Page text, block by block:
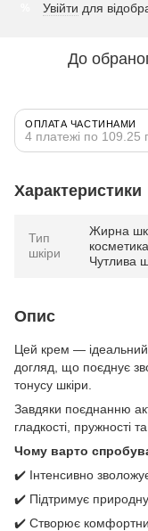
Увійти для
До
ОПЛАТА ЧАСТИНАМИ
4 платежі по 109.25
Характеристики
Тип
шкіри
Жирна
Чутлива
Опис
Цей крем — ідеальний
догляд, що поєднує
тонусу шкіри.
Завдяки поєднанню
гладкості, пружності
Чому варто
✔️ Інтенсивно
✔️ Підтримує природну
✔️ Створює